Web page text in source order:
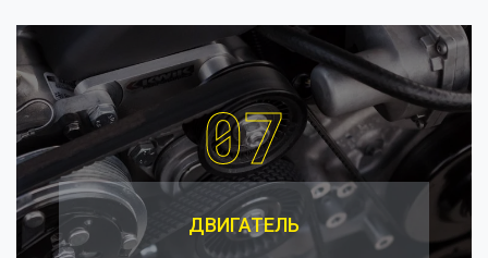
07
ДВИГАТЕЛЬ